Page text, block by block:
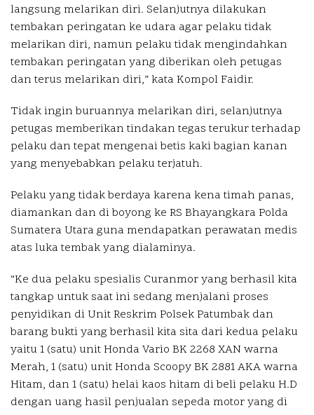
langsung melarikan diri. Selanjutnya dilakukan
tembakan peringatan ke udara agar pelaku tidak
melarikan diri, namun pelaku tidak mengindahkan
tembakan peringatan yang diberikan oleh petugas
dan terus melarikan diri,” kata Kompol Faidir.
Tidak ingin buruannya melarikan diri, selanjutnya
petugas memberikan tindakan tegas terukur terhadap
pelaku dan tepat mengenai betis kaki bagian kanan
yang menyebabkan pelaku terjatuh.
Pelaku yang tidak berdaya karena kena timah panas,
diamankan dan di boyong ke RS Bhayangkara Polda
Sumatera Utara guna mendapatkan perawatan medis
atas luka tembak yang dialaminya.
“Ke dua pelaku spesialis Curanmor yang berhasil kita
tangkap untuk saat ini sedang menjalani proses
penyidikan di Unit Reskrim Polsek Patumbak dan
barang bukti yang berhasil kita sita dari kedua pelaku
yaitu 1 (satu) unit Honda Vario BK 2268 XAN warna
Merah, 1 (satu) unit Honda Scoopy BK 2881 AKA warna
Hitam, dan 1 (satu) helai kaos hitam di beli pelaku H.D
dengan uang hasil penjualan sepeda motor yang di